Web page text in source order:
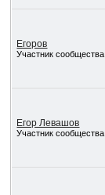
Егоров
Участник сообщества
Егор Левашов
Участник сообщества